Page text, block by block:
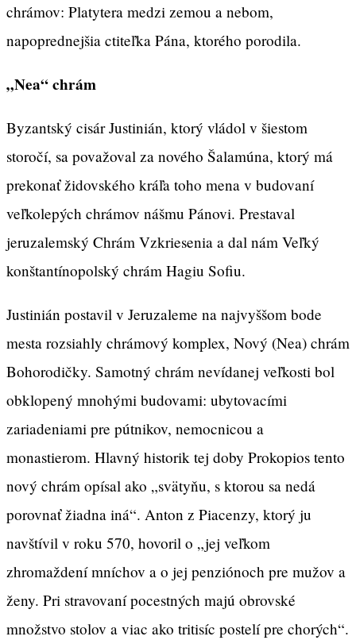
chrámov: Platytera medzi zemou a nebom,
napoprednejšia ctiteľka Pána, ktorého porodila.
„Nea“ chrám
Byzantský cisár Justinián, ktorý vládol v šiestom
storočí, sa považoval za nového Šalamúna, ktorý má
prekonať židovského kráľa toho mena v budovaní
veľkolepých chrámov nášmu Pánovi. Prestaval
jeruzalemský Chrám Vzkriesenia a dal nám Veľký
konštantínopolský chrám Hagiu Sofiu.
Justinián postavil v Jeruzaleme na najvyššom bode
mesta rozsiahly chrámový komplex, Nový (Nea) chrám
Bohorodičky. Samotný chrám nevídanej veľkosti bol
obklopený mnohými budovami: ubytovacími
zariadeniami pre pútnikov, nemocnicou a
monastierom. Hlavný historik tej doby Prokopios tento
nový chrám opísal ako „svätyňu, s ktorou sa nedá
porovnať žiadna iná“. Anton z Piacenzy, ktorý ju
navštívil v roku 570, hovoril o „jej veľkom
zhromaždení mníchov a o jej penziónoch pre mužov a
ženy. Pri stravovaní pocestných majú obrovské
množstvo stolov a viac ako tritisíc postelí pre chorých“.